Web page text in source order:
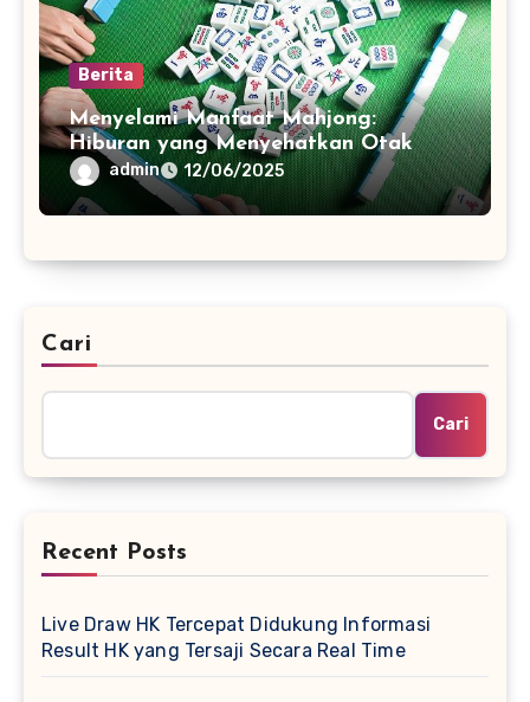
Berita
Menyelami Manfaat Mahjong:
Hiburan yang Menyehatkan Otak
admin 12/06/2025
Cari
Cari
Recent Posts
Live Draw HK Tercepat Didukung Informasi
Result HK yang Tersaji Secara Real Time